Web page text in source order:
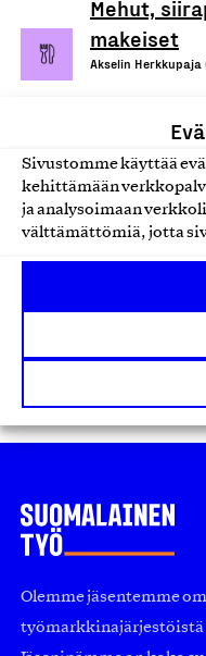
Sivustomme käyttää
kehittämään
ja analysoimaan
välttämättömiä, jotta
Mehut,
makeiset
Akselin Herkkupaja
Lappitar
Lappitar, Tuote
Muut
Muut
Olemme jäsentemme